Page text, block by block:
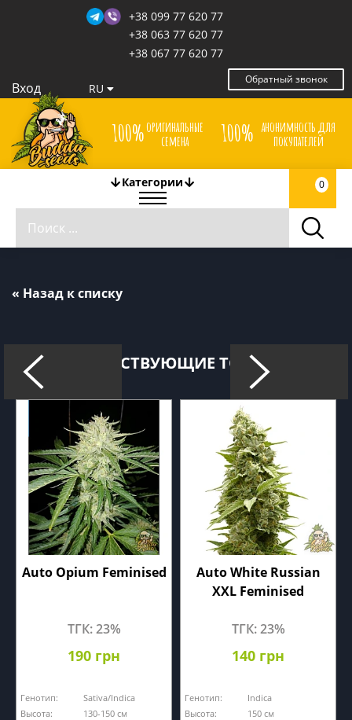
+38 099 77 620 77
+38 063 77 620 77
+38 067 77 620 77
Обратный звонок
Вход RU
100%оригинальные
семена
100% анонимность для
покупателей
Категории 0
« Назад к списку
СОПУТСТВУЮЩИЕ ТОВАРЫ
Auto Opium Feminised
ТГК: 23%
190 грн
Генотип:
Sativa/Indica
Высота:
130-150 см
Auto White Russian
XXL Feminised
ТГК: 23%
140 грн
Генотип:
Indica
Высота:
150 см